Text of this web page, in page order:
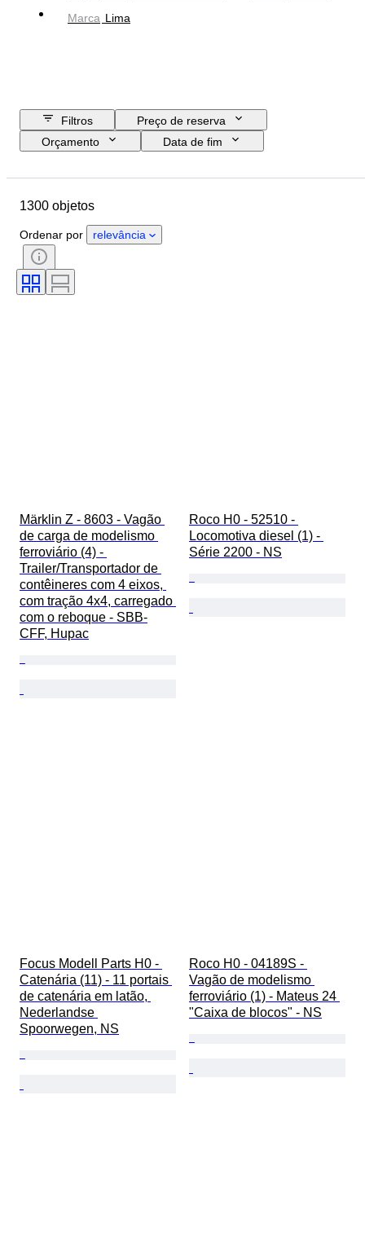
Marca Lima
Filtros
Preço de reserva
Orçamento
Data de fim
Estado
Estilo
Escala
Controlo
Fonte de alimentação
Empresa ferroviária
1300 objetos
Ordenar por relevância
Märklin Z - 8603 - Vagão
de carga de modelismo
ferroviário (4) -
Trailer/Transportador de
contêineres com 4 eixos,
com tração 4x4, carregado
com o reboque - SBB-
CFF, Hupac
Roco H0 - 52510 -
Locomotiva diesel (1) -
Série 2200 - NS
Focus Modell Parts H0 -
Catenária (11) - 11 portais
de catenária em latão,
Nederlandse
Spoorwegen, NS
Roco H0 - 04189S -
Vagão de modelismo
ferroviário (1) - Mateus 24
"Caixa de blocos" - NS